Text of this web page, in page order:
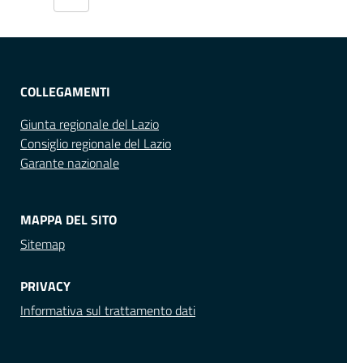
COLLEGAMENTI
Giunta regionale del Lazio
Consiglio regionale del Lazio
Garante nazionale
MAPPA DEL SITO
Sitemap
PRIVACY
Informativa sul trattamento dati